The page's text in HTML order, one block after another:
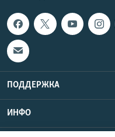
ПОДДЕРЖКА
ИНФО